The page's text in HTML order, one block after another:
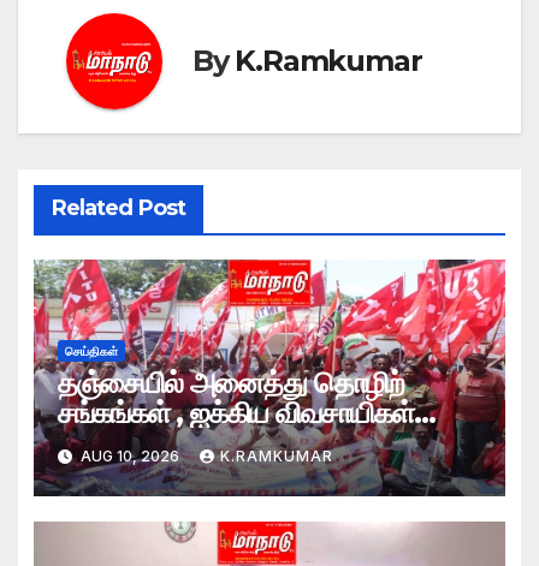
ByK.Ramkumar
Related Post
செய்திகள்
தஞ்சையில் அனைத்து தொழிற்
சங்கங்கள் , ஐக்கிய விவசாயிகள்
முன்னணியினர் மறியல் போராட்டம்
AUG 10, 2026 K.RAMKUMAR